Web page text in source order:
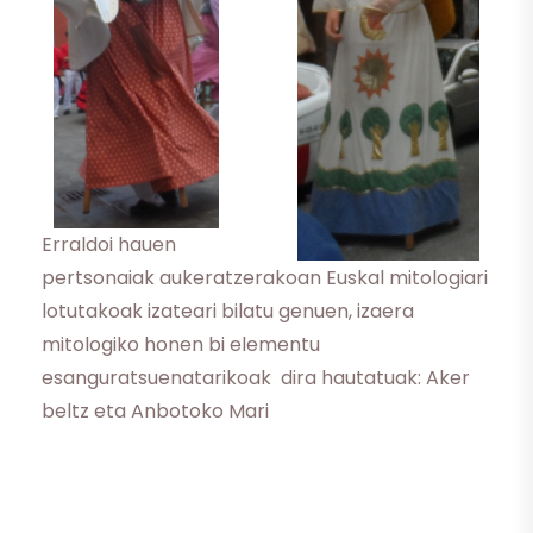
Erraldoi hauen
pertsonaiak aukeratzerakoan Euskal mitologiari
lotutakoak izateari bilatu genuen, izaera
mitologiko honen bi elementu
esanguratsuenatarikoak dira hautatuak: Aker
beltz eta Anbotoko Mari